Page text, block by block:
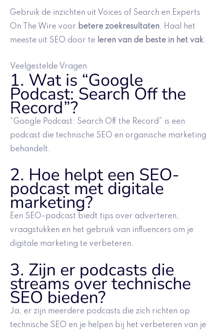
Gebruik de inzichten uit Voices of Search en Experts
On The Wire voor betere zoekresultaten. Haal het
meeste uit SEO door te leren van de beste in het vak.
Veelgestelde Vragen
1. Wat is “Google
Podcast: Search Off the
Record”?
“Google Podcast: Search Off the Record” is een
podcast die technische SEO en organische marketing
behandelt.
2. Hoe helpt een SEO-
podcast met digitale
marketing?
Een SEO-podcast biedt tips over adverteren,
vraagstukken en het gebruik van influencers om je
digitale marketing te verbeteren.
3. Zijn er podcasts die
streams over technische
SEO bieden?
Ja, er zijn meerdere podcasts die zich richten op
technische SEO en je helpen bij het verbeteren van je